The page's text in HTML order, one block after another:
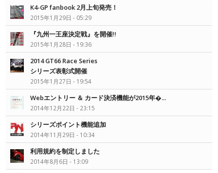
K4-GP fanbook 2月上旬発売！
2015年1月29日 - 05:29
『九州一王座決定戦』を開催!!
2015年1月28日 - 19:36
2014 GT66 Race Series
シリーズ表彰式開催
2015年1月27日 - 19:54
Webエントリー ＆ カード決済機能が2015年�...
2014年12月22日 - 23:15
シリーズポイント機能追加
2014年11月29日 - 10:34
利用規約を制定しました
2014年8月6日 - 13:09